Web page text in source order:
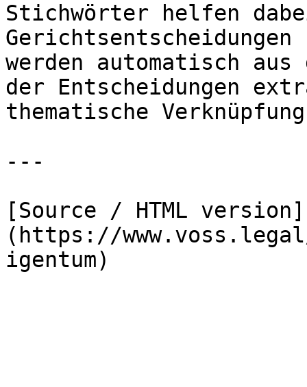
Stichwörter helfen
werden automatisch
der Entscheidungen
thematische
---
[Source / HTML version]
(https://